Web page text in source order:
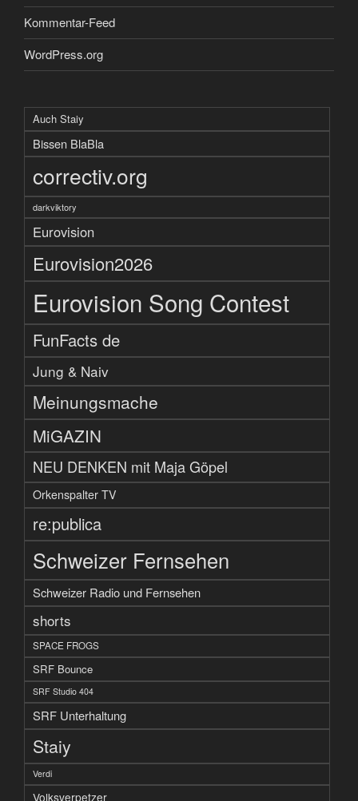
Kommentar-Feed
WordPress.org
Auch Staiy
Bissen BlaBla
correctiv.org
darkviktory
Eurovision
Eurovision2026
Eurovision Song Contest
FunFacts de
Jung & Naiv
Meinungsmache
MiGAZIN
NEU DENKEN mit Maja Göpel
Orkenspalter TV
re:publica
Schweizer Fernsehen
Schweizer Radio und Fernsehen
shorts
SPACE FROGS
SRF Bounce
SRF Studio 404
SRF Unterhaltung
Staiy
Verdi
Volksverpetzer